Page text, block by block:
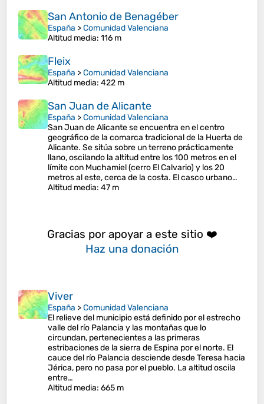
San Antonio de Benagéber
España >Comunidad Valenciana
Altitud media: 116 m
Fleix
España >Comunidad Valenciana
Altitud media: 422 m
San Juan de Alicante
España >Comunidad Valenciana
San Juan de Alicante se encuentra en el centro
geográfico de la comarca tradicional de la Huerta de
Alicante. Se sitúa sobre un terreno prácticamente
llano, oscilando la altitud entre los 100 metros en el
límite con Muchamiel (cerro El Calvario) y los 20
metros al este, cerca de la costa. El casco urbano…
Altitud media: 47 m
Gracias por apoyar a este sitio ❤️
Haz una donación
Viver
España >Comunidad Valenciana
El relieve del municipio está definido por el estrecho
valle del río Palancia y las montañas que lo
circundan, pertenecientes a las primeras
estribaciones de la sierra de Espina por el norte. El
cauce del río Palancia desciende desde Teresa hacia
Jérica, pero no pasa por el pueblo. La altitud oscila
entre…
Altitud media: 665 m